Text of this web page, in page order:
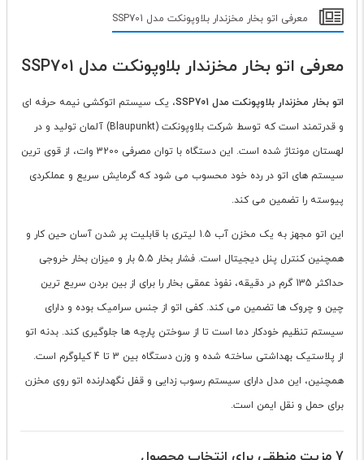
معرفی اتو بخار مخزندار بلاوپونکت مدل SSP701
معرفی اتو بخار مخزندار بلاوپونکت مدل SSP701
اتو بخار مخزندار بلاوپونکت مدل SSP701
، یک سیستم اتوکشی نیمه حرفه ای
و قدرتمند است که توسط شرکت بلاوپونکت (Blaupunkt) آلمان تولید و در
لهستان مونتاژ شده است. این دستگاه با توان مصرفی 3200 وات، از قوی ترین
سیستم های اتو در رده خود محسوب می شود که گرمایش سریع و عملکردی
پیوسته را تضمین می کند.
این اتو مجهز به یک مخزن آب 1.5 لیتری با قابلیت پر شدن آسان حین کار و
همچنین کنترل پنل دیجیتال است. فشار بخار 5.5 بار و میزان بخار خروجی
حداکثر 135 گرم در دقیقه، نفوذ عمقی بخار را برای از بین بردن سریع ترین
چین و چروک ها تضمین می کند. کفی اتو از جنس سرامیک بوده و دارای
سیستم تنظیم خودکار دما است تا از سوختن پارچه ها جلوگیری کند. بدنه اتو
از پلاستیک بهداشتی ساخته شده و وزن دستگاه بین 3 تا 4 کیلوگرم است.
همچنین، این مدل دارای سیستم رسوب زدایی و قفل نگهدارنده اتو روی مخزن
برای حمل و نقل ایمن است.